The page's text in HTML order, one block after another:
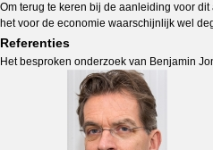
Om terug te keren bij de aanleiding voor
het voor de economie waarschijnlijk wel
Referenties
Het besproken onderzoek van Benjamin